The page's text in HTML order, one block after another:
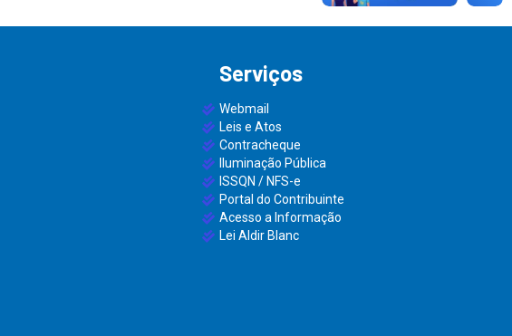
Serviços
Webmail
Leis e Atos
Contracheque
Iluminação Pública
ISSQN / NFS-e
Portal do Contribuinte
Acesso a Informação
Lei Aldir Blanc